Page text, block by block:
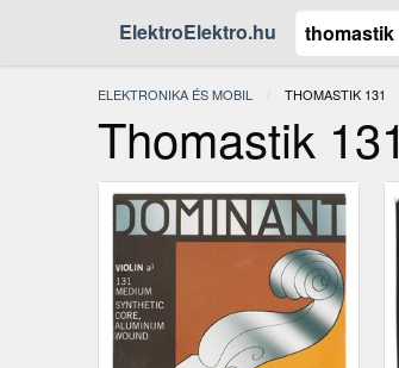
ElektroElektro.hu
ELEKTRONIKA ÉS MOBIL JELENLEGI:
THOMASTIK 131
Thomastik 131